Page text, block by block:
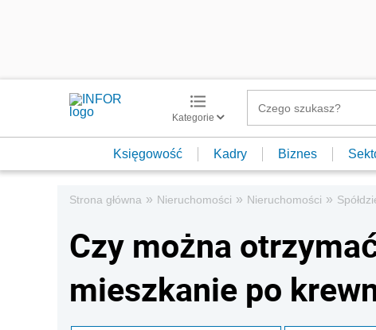
Kategorie
Księgowość Kadry Biznes
Strona główna » Nieruchomości » Nieruchomości »
Czy można
mieszkanie po